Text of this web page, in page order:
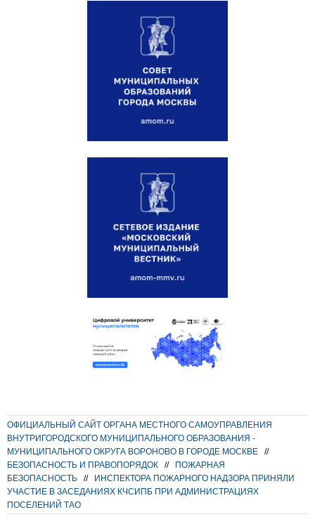
ОФИЦИАЛЬНЫЙ САЙТ ОРГАНА МЕСТНОГО САМОУПРАВЛЕНИЯ
ВНУТРИГОРОДСКОГО МУНИЦИПАЛЬНОГО ОБРАЗОВАНИЯ -
МУНИЦИПАЛЬНОГО ОКРУГА ВОРОНОВО В ГОРОДЕ МОСКВЕ
//
БЕЗОПАСНОСТЬ И ПРАВОПОРЯДОК
//
ПОЖАРНАЯ
БЕЗОПАСНОСТЬ
//
ИНСПЕКТОРА ПОЖАРНОГО НАДЗОРА ПРИНЯЛИ
УЧАСТИЕ В ЗАСЕДАНИЯХ КЧСИПБ ПРИ АДМИНИСТРАЦИЯХ
ПОСЕЛЕНИЙ ТАО